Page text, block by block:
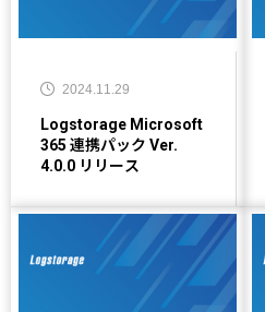
2024.11.29
Logstorage Microsoft
365 連携パック Ver.
4.0.0 リリース